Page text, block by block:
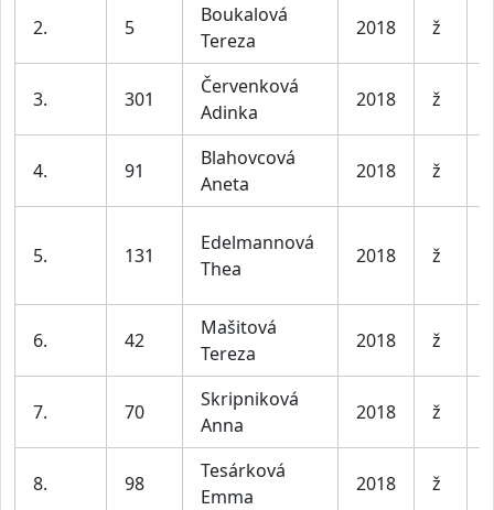
2. 5
Boukalová
Tereza
2018 ž
3. 301
Červenková
Adinka
2018 ž
4. 91
Blahovcová
Aneta
2018 ž
5. 131
Edelmannová
Thea
2018 ž
6. 42
Mašitová
Tereza
2018 ž
7. 70
Skripniková
Anna
2018 ž
8. 98
Tesárková
Emma
2018 ž